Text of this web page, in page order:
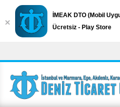
İMEAK DTO (Mobil
Ücretsiz - Play Store